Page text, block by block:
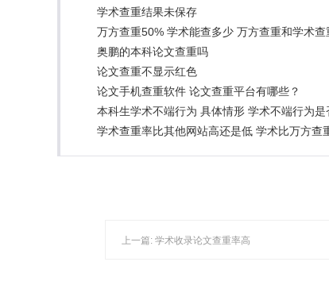
学术查重结果未保存
万方查重50% 学术能查多少 万方查重和学术查
奥鹏的本科论文查重吗
论文查重不显示红色
论文手机查重软件 论文查重平台有哪些？
本科生学术不端行为 具体情形 学术不端行为是
学术查重率比其他网站高还是低 学术比万方查
上一篇: 学术收录论文查重率高